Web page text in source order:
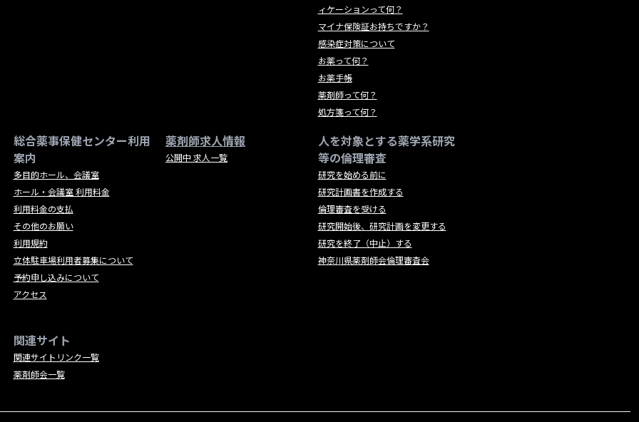
ィケーションって何？
マイナ保険証お持ちですか？
感染症対策について
お薬って何？
お薬手帳
薬剤師って何？
処方箋って何？
総合薬事保健センター利用
案内
多目的ホール、会議室
ホール・会議室 利用料金
利用料金の支払
その他のお願い
利用規約
立体駐車場利用者募集について
予約申し込みについて
アクセス
薬剤師求人情報
公開中 求人一覧
人を対象とする薬学系研究
等の倫理審査
研究を始める前に
研究計画書を作成する
倫理審査を受ける
研究開始後、研究計画を変更する
研究を終了（中止）する
神奈川県薬剤師会倫理審査会
関連サイト
関連サイトリンク一覧
薬剤師会一覧